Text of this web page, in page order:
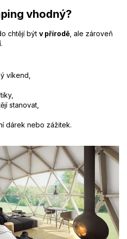
vhodný?
chtějí být v přírodě , ale zároveň
.
víkend,
stanovat,
dárek nebo zážitek.